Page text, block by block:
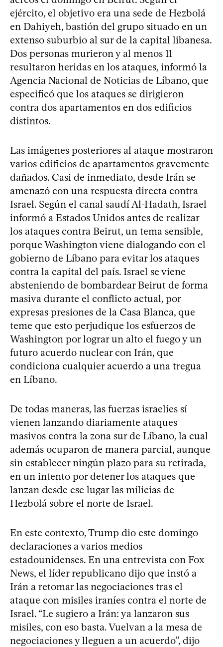
ejército, el objetivo era una sede de Hezbolá
en Dahiyeh, bastión del grupo situado en un
extenso suburbio al sur de la capital libanesa.
Dos personas murieron y al menos 11
resultaron heridas en los ataques, informó la
Agencia Nacional de Noticias de Líbano, que
especificó que los ataques se dirigieron
contra dos apartamentos en dos edificios
distintos.
Las imágenes posteriores al ataque mostraron
varios edificios de apartamentos gravemente
dañados. Casi de inmediato, desde Irán se
amenazó con una respuesta directa contra
Israel. Según el canal saudí Al-Hadath, Israel
informó a Estados Unidos antes de realizar
los ataques contra Beirut, un tema sensible,
porque Washington viene dialogando con el
gobierno de Líbano para evitar los ataques
contra la capital del país. Israel se viene
absteniendo de bombardear Beirut de forma
masiva durante el conflicto actual, por
expresas presiones de la Casa Blanca, que
teme que esto perjudique los esfuerzos de
Washington por lograr un alto el fuego y un
futuro acuerdo nuclear con Irán, que
condiciona cualquier acuerdo a una tregua
en Líbano.
De todas maneras, las fuerzas israelíes sí
vienen lanzando diariamente ataques
masivos contra la zona sur de Líbano, la cual
además ocuparon de manera parcial, aunque
sin establecer ningún plazo para su retirada,
en un intento por detener los ataques que
lanzan desde ese lugar las milicias de
Hezbolá sobre el norte de Israel.
En este contexto, Trump dio este domingo
declaraciones a varios medios
estadounidenses. En una entrevista con Fox
News, el líder republicano dijo que instó a
Irán a retomar las negociaciones tras el
ataque con misiles iraníes contra el norte de
Israel. “Le sugiero a Irán: ya lanzaron sus
misiles, con eso basta. Vuelvan a la mesa de
negociaciones y lleguen a un acuerdo”, dijo